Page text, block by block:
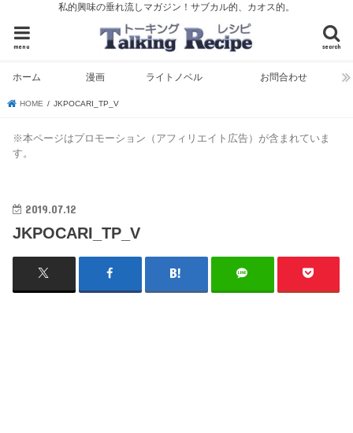
私的興味の垂れ流しマガジン！サブカル的、カオス的。
search
menu
ホーム 漫画 ライトノベル お問合わせ
HOME JKPOCARI_TP_V
※本ページはプロモーション（アフィリエイト広告）が含まれていま
す。
2019.07.12
JKPOCARI_TP_V